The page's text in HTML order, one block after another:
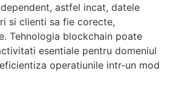
astfel incat, datele
si clienti sa fie corecte,
Tehnologia blockchain poate
esentiale pentru domeniul
operatiunile intr-un mod